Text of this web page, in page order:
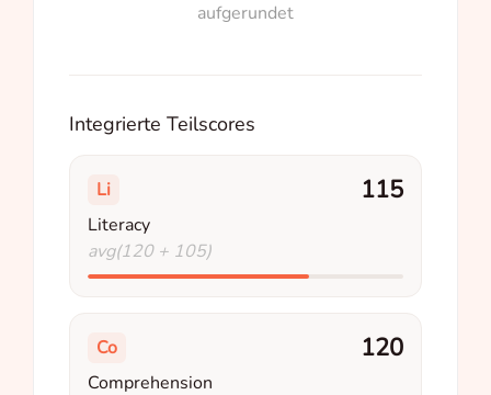
aufgerundet
Integrierte Teilscores
Li 115
Literacy
avg(120 + 105)
Co 120
Comprehension